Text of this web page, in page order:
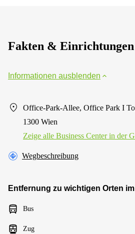
Fakten & Einrichtungen
Informationen ausblenden
Office-Park-Allee, Office Park I
1300 Wien
Zeige alle Business Center in der
Wegbeschreibung
Entfernung zu wichtigen Orten
Bus
Zug